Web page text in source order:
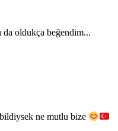
da oldukça beğendim...
ne mutlu bize